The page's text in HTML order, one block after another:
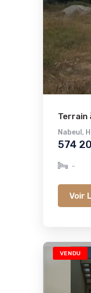
Terrain
Nabeul ,
574
-
Voir
VENDU